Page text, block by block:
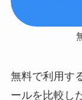
無料で利用す
ールを比較し